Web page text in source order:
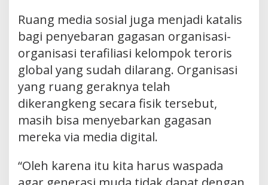
Ruang media sosial juga menjadi katalis
bagi penyebaran gagasan organisasi-
organisasi terafiliasi kelompok teroris
global yang sudah dilarang. Organisasi
yang ruang geraknya telah
dikerangkeng secara fisik tersebut,
masih bisa menyebarkan gagasan
mereka via media digital.
“Oleh karena itu kita harus waspada